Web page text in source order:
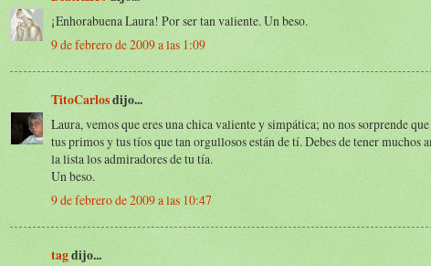
¡Enhorabuena Laura! Por ser tan valiente. Un beso.
9 de febrero de 2009 a las 1:09
TitoCarlosdijo...
Laura, vemos que eres una chica valiente y simpática; no nos sorprende
tus primos y tus tíos que tan orgullosos están de tí. Debes de tener muchos
la lista los admiradores de tu tía.
Un beso.
9 de febrero de 2009 a las 10:47
tagdijo...